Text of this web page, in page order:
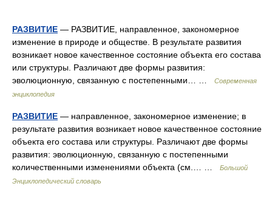
РАЗВИТИЕ — РАЗВИТИЕ, направленное, закономерное
изменение в природе и обществе. В результате развития
возникает новое качественное состояние объекта его состава
или структуры. Различают две формы развития:
эволюционную, связанную с постепенными… …
Современная
энциклопедия
РАЗВИТИЕ — направленное, закономерное изменение; в
результате развития возникает новое качественное состояние
объекта его состава или структуры. Различают две формы
развития: эволюционную, связанную с постепенными
количественными изменениями объекта (см.… …
Большой
Энциклопедический словарь